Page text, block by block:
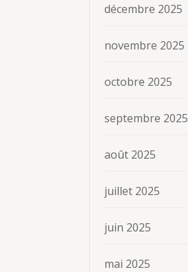
décembre 2025
novembre 2025
octobre 2025
septembre 2025
août 2025
juillet 2025
juin 2025
mai 2025